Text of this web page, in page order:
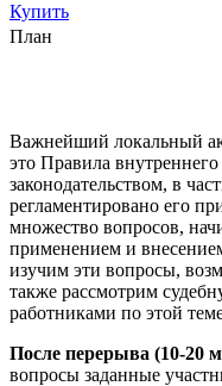
Купить
План
Важнейший локальный
это Правила
законодательством, в
регламентировано его
множество вопросов,
применением и
изучим эти вопросы,
также рассмотрим
работниками по этой
После перерыва (10-20
вопросы заданные